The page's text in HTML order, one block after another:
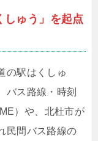
しゅう」を起点
の駅はくしゅ
バス路線・時刻
）や、北杜市が
民間バス路線の